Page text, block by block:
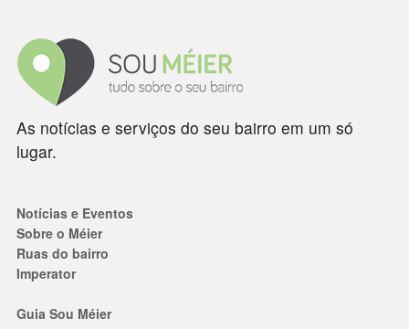
As notícias e serviços do seu bairro em um só
lugar.
Notícias e Eventos
Sobre o Méier
Ruas do bairro
Imperator
Guia Sou Méier